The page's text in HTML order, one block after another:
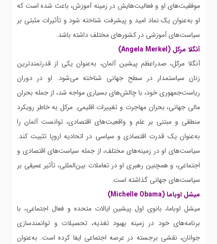
موفقیت‌های او و فعالیت‌هایش در زمینه آموزش، باعث شده است که
او به‌عنوان یک نماد امید و پیشرفت شناخته شود و تأثیرات مثبتی بر
سیاست‌های آموزشی در کشورهای مختلف داشته باشد.
آنگلا مرکل (Angela Merkel)
آنگلا مرکل، صدراعظم پیشین آلمان، به‌عنوان یکی از قدرتمندترین
زنان سیاستمدار در سطح جهانی شناخته می‌شود. او در دوران
ریاست‌جمهوری خود، با چالش‌های بسیاری مواجه شد، از جمله بحران
مالی جهانی، بحران مهاجرت و تغییرات اقلیمی. مرکل به خاطر رویکرد
منطقی و مبتنی بر علم و واقعیت‌های اقتصادی، توانست آلمان را
به‌عنوان یک قدرت اقتصادی و سیاسی در اتحادیه اروپا تثبیت کند.
سیاست‌های او در زمینه‌های مختلف، از جمله سیاست‌های اقتصادی و
اجتماعی، و همچنین رهبری او در تعاملات بین‌المللی، تأثیر عمیقی بر
سیاست‌های جهانی گذاشته است.
میشل اوباما (Michelle Obama)
میشل اوباما، بانوی اول پیشین ایالات متحده و فعال اجتماعی، با
برنامه‌های خود در زمینه بهبود تغذیه، تحصیلات و توانمندسازی
جوانان، نقشی برجسته در عرصه اجتماعی ایفا کرده است. به‌عنوان